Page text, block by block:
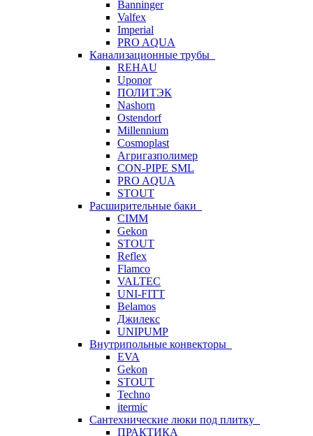
Banninger
Valfex
Imperial
PRO AQUA
Канализационные трубы
REHAU
Uponor
ПОЛИТЭК
Nashorn
Ostendorf
Millennium
Cosmoplast
Агригазполимер
CON-PIPE SML
PRO AQUA
STOUT
Расширительные баки
CIMM
Gekon
STOUT
Reflex
Flamco
VALTEC
UNI-FITT
Belamos
Джилекс
UNIPUMP
Внутрипольные конвекторы
EVA
Gekon
STOUT
Techno
itermic
Сантехнические люки под плитку
ПРАКТИКА